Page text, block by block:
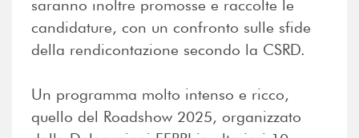
saranno inoltre promosse e raccolte le
candidature, con un confronto sulle sfide
della rendicontazione secondo la CSRD.
Un programma molto intenso e ricco,
quello del Roadshow 2025, organizzato